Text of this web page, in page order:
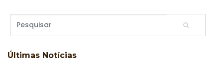
Últimas Notícias